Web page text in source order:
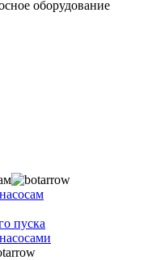
оборудование
пуска